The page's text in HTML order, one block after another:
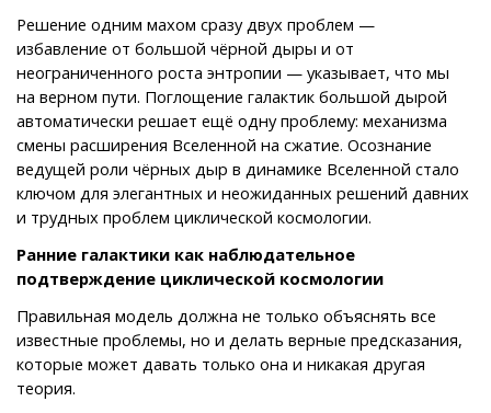
Решение одним махом сразу двух проблем —
избавление от большой чёрной дыры и от
неограниченного роста энтропии — указывает, что мы
на верном пути. Поглощение галактик большой дырой
автоматически решает ещё одну проблему: механизма
смены расширения Вселенной на сжатие. Осознание
ведущей роли чёрных дыр в динамике Вселенной стало
ключом для элегантных и неожиданных решений давних
и трудных проблем циклической космологии.
Ранние галактики как наблюдательное
подтверждение циклической космологии
Правильная модель должна не только объяснять все
известные проблемы, но и делать верные предсказания,
которые может давать только она и никакая другая
теория.